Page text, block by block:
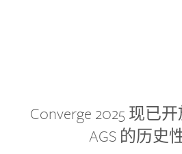
Converge 2025 现已
AGS 的历史